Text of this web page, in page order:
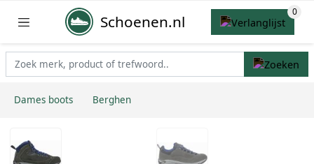
Schoenen.nl
Dames boots Berghen